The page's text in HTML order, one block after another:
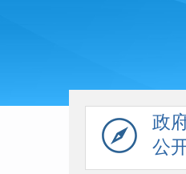
政
公